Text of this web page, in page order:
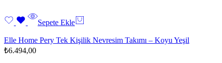
Sepete Ekle
Elle Home Pery Tek Kişilik Nevresim Takımı – Koyu Yeşil
₺6.494,00